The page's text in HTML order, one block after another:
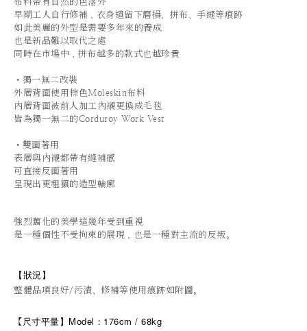
早期工人自行修補，衣身遺留下磨損、拼布、手縫等痕跡
如此美麗的外型是需要多年來的養成
也是新品難以取代之處
同時在市場中，拼布越多的款式也越珍貴
• 獨一無二改裝
外層背面使用棕色Moleskin布料
內層背面被前人加工內襯更換成毛毯
皆為獨一無二的Corduroy Work Vest
• 雙面著用
表層與內襯都帶有縫補感
可直接反面著用
呈現出更粗獷的造型輪廓
強烈舊化的美學這幾年受到重視
是一種個性不受拘束的展現，也是一種對主流的反叛。
【狀況】
整體品項良好/污漬、修補等使用痕跡如附圖。
【 尺寸平量】 Model：176cm / 68kg